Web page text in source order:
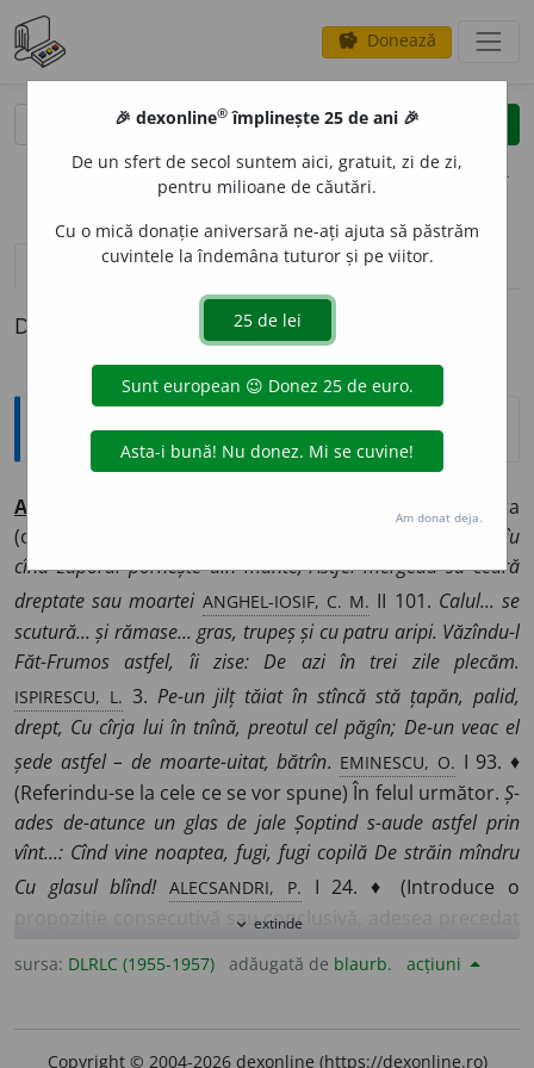
savings Donează
clear
opțiuni
definiții (1) pronunțievolume_up (50)
Definiția cu ID-ul 895816:
Explicative DEX
A
(În opoziție cu altfel) În modul acesta
(care s-a arătat), în acest fel, așa.
Turbur cum curge un rîu
cînd zăporul pornește din munte, Astfel mergeau să ceară
dreptate sau moartei ANGHEL-IOSIF, C. M. II 101. Calul... se
scutură... și rămase... gras, trupeș și cu patru aripi. Văzîndu-l
Făt-Frumos astfel, îi zise: De azi în trei zile plecăm.
ISPIRESCU, L. 3. Pe-un jilț tăiat în stîncă stă țapăn, palid,
drept, Cu cîrja lui în tnînă, preotul cel păgîn; De-un veac el
șede astfel – de moarte-uitat, bătrîn. EMINESCU, O. I 93. ♦
(Referindu-se la cele ce se vor spune) În felul următor. Ș-
ades de-atunce un glas de jale Șoptind s-aude astfel prin
vînt...: Cînd vine noaptea, fugi, fugi copilă De străin mîndru
Cu glasul blînd! ALECSANDRI, P. I 24. ♦ (Introduce o
propoziție consecutivă sau conclusivă, adesea precedat
de aceea, deci.Se lăsase un ger țeapăn, astfel că
expand_more extinde
sursa: DLRLC (1955-1957) adăugată de blaurb. acțiuni
Copyright © 2004-2026 dexonline (https://dexonline.ro)
🎉 dexonline® împlinește 25 de ani 🎉
De un sfert de secol suntem aici, gratuit, zi de zi,
pentru milioane de căutări.
Cu o mică donație aniversară ne-ați ajuta să păstrăm
cuvintele la îndemâna tuturor și pe viitor.
Am donat deja.